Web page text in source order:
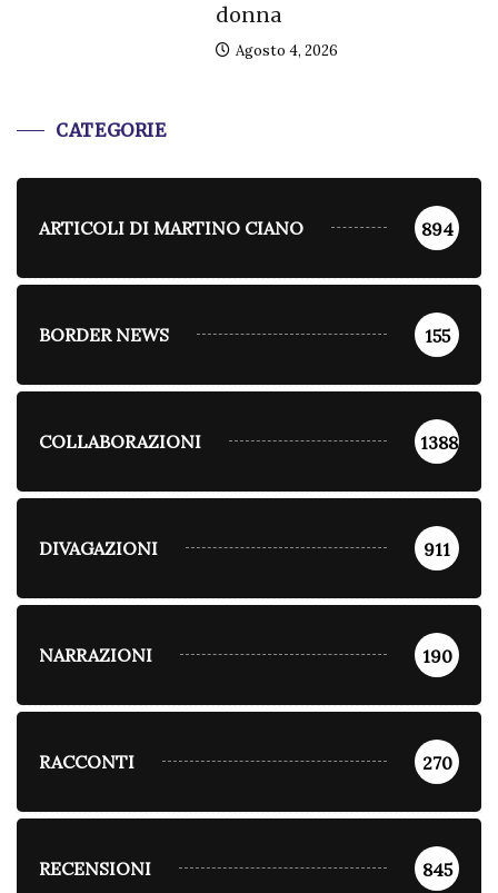
donna
Agosto 4, 2026
CATEGORIE
ARTICOLI DI MARTINO CIANO 894
BORDER NEWS 155
COLLABORAZIONI 1388
DIVAGAZIONI 911
NARRAZIONI 190
RACCONTI 270
RECENSIONI 845